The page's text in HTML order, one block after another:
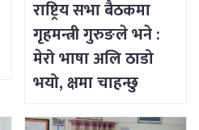
राष्ट्रिय सभा बैठकमा
गृहमन्त्री गुरुङले भने :
मेरो भाषा अलि ठाडो
भयो, क्षमा चाहन्छु